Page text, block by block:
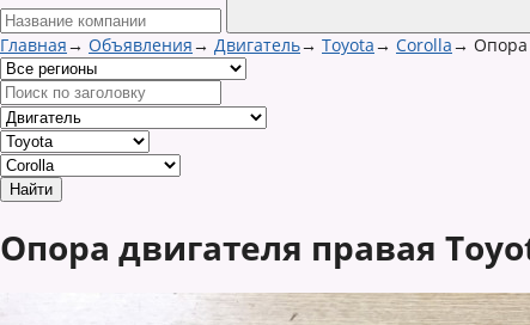
Главная→ Объявления→ Двигатель→ Toyota→ Corolla→ Опора
Опора двигателя правая